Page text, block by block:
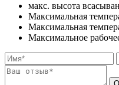
макс. высота
Максимальная
Максимальная
Максимальное